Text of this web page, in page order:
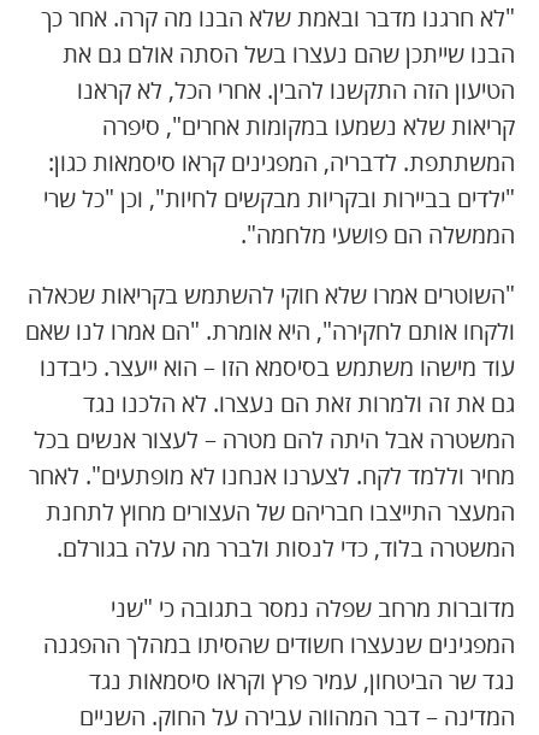
"לא חרגנו מדבר ובאמת שלא הבנו מה קרה. אחר כך
הבנו שייתכן שהם נעצרו בשל הסתה אולם גם את
הטיעון הזה התקשנו להבין. אחרי הכל, לא קראנו
קריאות שלא נשמעו במקומות אחרים", סיפרה
המשתתפת. לדבריה, המפגינים קראו סיסמאות כגון:
"ילדים בביירות ובקריות מבקשים לחיות", וכן "כל שרי
הממשלה הם פושעי מלחמה".
"השוטרים אמרו שלא חוקי להשתמש בקריאות שכאלה
ולקחו אותם לחקירה", היא אומרת. "הם אמרו לנו שאם
עוד מישהו משתמש בסיסמא הזו – הוא ייעצר. כיבדנו
גם את זה ולמרות זאת הם נעצרו. לא הלכנו נגד
המשטרה אבל היתה להם מטרה – לעצור אנשים בכל
מחיר וללמד לקח. לצערנו אנחנו לא מופתעים". לאחר
המעצר התייצבו חבריהם של העצורים מחוץ לתחנת
המשטרה בלוד, כדי לנסות ולברר מה עלה בגורלם.
מדוברות מרחב שפלה נמסר בתגובה כי "שני
המפגינים שנעצרו חשודים שהסיתו במהלך ההפגנה
נגד שר הביטחון, עמיר פרץ וקראו סיסמאות נגד
המדינה – דבר המהווה עבירה על החוק. השניים